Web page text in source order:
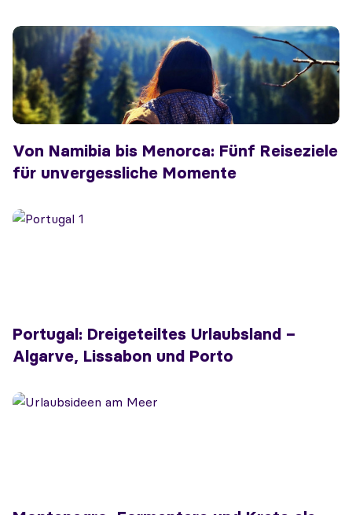
Von Namibia bis Menorca: Fünf Reiseziele
für unvergessliche Momente
Portugal: Dreigeteiltes Urlaubsland –
Algarve, Lissabon und Porto